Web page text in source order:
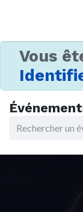
Vous